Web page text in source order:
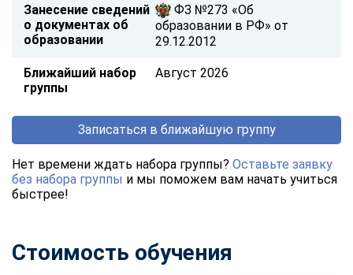
Занесение сведений
о документах об
образовании
ФЗ №273 «Об
образовании в РФ» от
29.12.2012
Ближайший набор
группы
Август 2026
Записаться в ближайшую группу
Нет времени ждать набора группы? Оставьте заявку
без набора группы и мы поможем вам начать учиться
быстрее!
Стоимость обучения